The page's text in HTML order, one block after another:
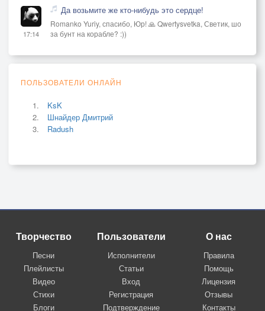
17:14
Да возьмите же кто-нибудь это сердце!
Romanko Yuriy, спасибо, Юр! 🙏 Qwertysvetka, Светик, шо
за бунт на корабле? :))
ПОЛЬЗОВАТЕЛИ ОНЛАЙН
KsK
Шнайдер Дмитрий
Radush
Творчество
Песни
Плейлисты
Видео
Стихи
Блоги
Пользователи
Исполнители
Статьи
Вход
Регистрация
Подтверждение
О нас
Правила
Помощь
Лицензия
Отзывы
Контакты